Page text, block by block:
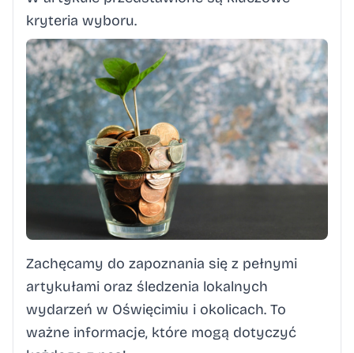
kryteria wyboru.
Zachęcamy do zapoznania się z pełnymi
artykułami oraz śledzenia lokalnych
wydarzeń w Oświęcimiu i okolicach. To
ważne informacje, które mogą dotyczyć